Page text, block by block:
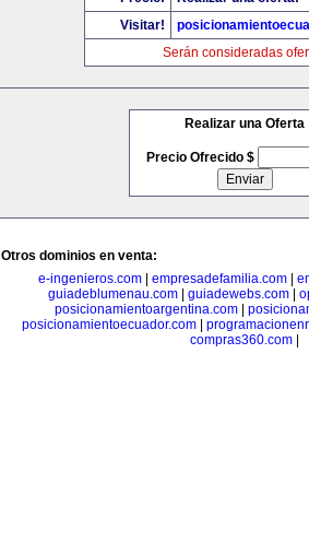
Visitar!
Serán consideradas
Realizar una Oferta
Precio Ofrecido $
Otros dominios en venta:
e-ingenieros.com
empresadefamilia.com
guiadeblumenau.com| guiadewebs.com|
posicionamientoargentina.com|
posicionamientoecuador.com
compras360.com